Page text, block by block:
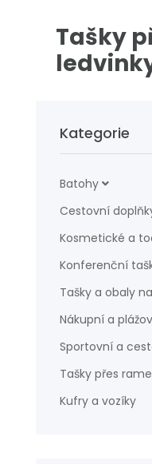
Tašky
Kategorie
Batohy
Cestovní
Kosmetické a
Konferenční
Tašky a obaly
Nákupní a
Sportovní a
Tašky přes
Kufry a vozíky